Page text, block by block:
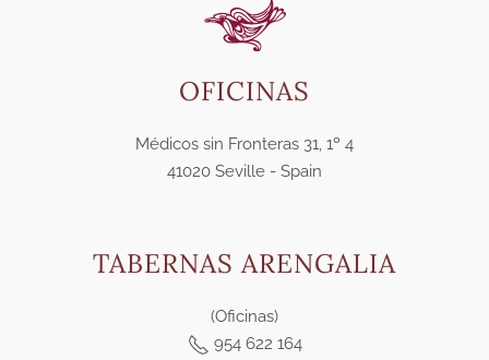
OFICINAS
Médicos sin Fronteras 31, 1º 4
41020 Seville - Spain
TABERNAS ARENGALIA
(Oficinas)
954 622 164